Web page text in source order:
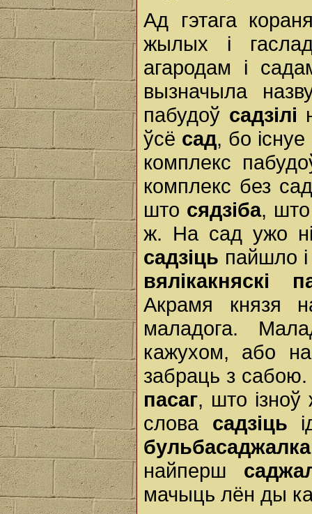
Ад гэтага
жылых і
агародам і
вызначыла
пабудоў садзілі
ўсё сад, бо
комплекс
комплекс без
што сядзіба,
ж. На сад ужо
садзіць пайшло
вялікакняскі
Акрамя князя
маладога.
кажухом, або
забраць з
пасаг, што
слова садзіць
бульбасаджалка
найперш
мачыць лён ды